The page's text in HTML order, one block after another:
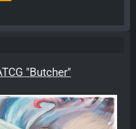
"Butcher"